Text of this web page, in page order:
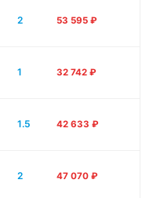
2 53 595 ₽
1 32 742 ₽
1.5 42 633 ₽
2 47 070 ₽